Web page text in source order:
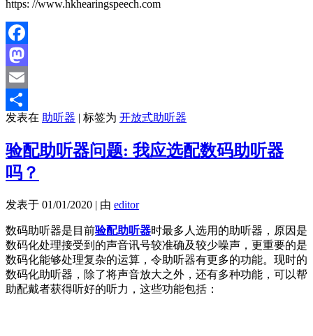
https: //www.hkhearingspeech.com
Facebook
Mastodon
Email
分
享
发表在 助听器 | 标签为 开放式助听器
验配助听器问题: 我应选配数码助听器
吗？
发表于 01/01/2020 | 由 editor
数码助听器是目前验配助听器时最多人选用的助听器，原因是
数码化处理接受到的声音讯号较准确及较少噪声，更重要的是
数码化能够处理复杂的运算，令助听器有更多的功能。现时的
数码化助听器，除了将声音放大之外，还有多种功能，可以帮
助配戴者获得听好的听力，这些功能包括：